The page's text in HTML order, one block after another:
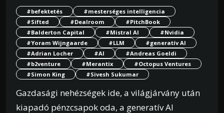
#befektetés
#mesterséges intelligencia
#Sifted
#Dealroom
#PitchBook
#Balderton Capital
#Mistral AI
#Nvidia
#Yoram Wijngaarde
#LLM
#generatív AI
#Adrian Locher
#AI
#Andreas Goeldi
#b2venture
#Merantix
#Octopus Ventures
#Simon King
#Sivesh Sukumar
Gazdasági nehézségek ide, a világjárvány után
kiapadó pénzcsapok oda, a generatív AI